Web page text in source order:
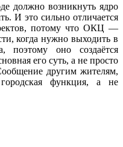
должно возникнуть ядро
И это сильно отличается
потому что ОКЦ —
когда нужно выходить в
поэтому оно создаётся
его суть, а не просто
другим жителям,
функция, а не